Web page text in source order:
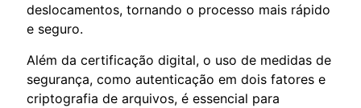
deslocamentos, tornando o processo mais rápido
e seguro.
Além da certificação digital, o uso de medidas de
segurança, como autenticação em dois fatores e
criptografia de arquivos, é essencial para